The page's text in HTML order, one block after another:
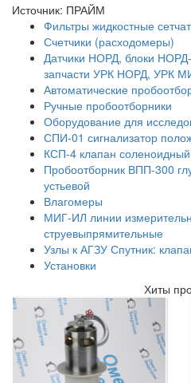
Источник: ПРАЙМ
Фильтры жидкостные
Счетчики (расходомеры)
Датчики НОРД, блоки
запчасти УРК НОРД, УРК
Автоматические
Ручные пробоотборники
Оборудование для
СПИ-01 сигнализатор
КСП-4 клапан
Пробоотборник ВПП-300
устьевой
Влагомеры
МИГ-ИЛ линии
струевыпрямительные
Узлы к АГЗУ Спутник:
Установки
Хиты